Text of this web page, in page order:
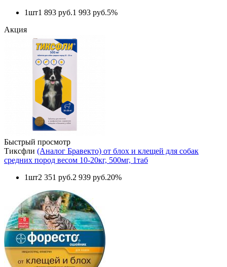
1шт1 893 руб.1 993 руб.5%
Акция
Быстрый просмотр
Тиксфли (Аналог Бравекто) от блох и клещей для собак
средних пород весом 10-20кг, 500мг, 1таб
1шт2 351 руб.2 939 руб.20%